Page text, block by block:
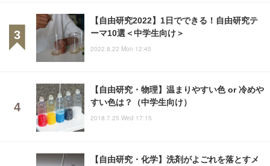
【自由研究2022】1日でできる！自由研究テ
ーマ10選＜中学生向け＞
2022.8.22 Mon 12:45
【自由研究・物理】温まりやすい色 or 冷めや
すい色は？（中学生向け）
2018.7.25 Wed 17:15
【自由研究・化学】洗剤がよごれを落とすメ